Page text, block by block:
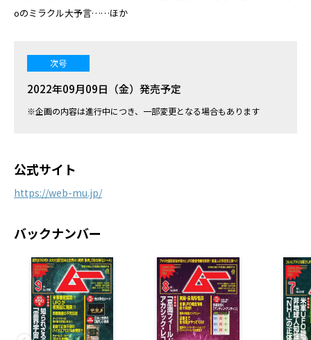
oのミラクル大予言……ほか
次号
2022年09月09日（金）発売予定
※企画の内容は進行中につき、一部変更となる場合もあります
公式サイト
https://web-mu.jp/
バックナンバー